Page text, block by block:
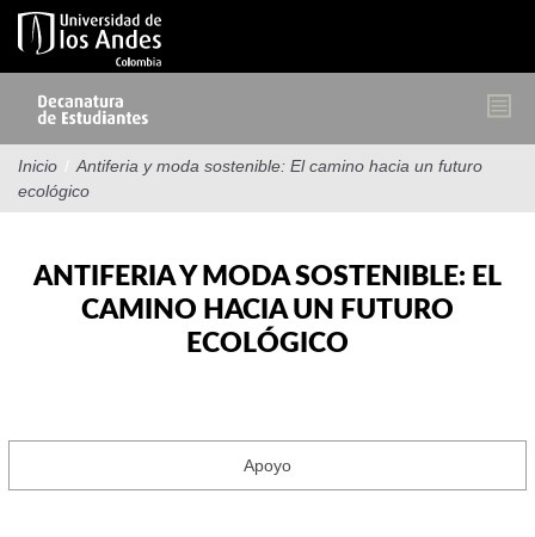
Pasar
contenido
Inicio / Antiferia y moda sostenible: El camino hacia un futuro
ecológico
ANTIFERIA Y MODA SOSTENIBLE: EL
CAMINO HACIA UN FUTURO
ECOLÓGICO
Apoyo